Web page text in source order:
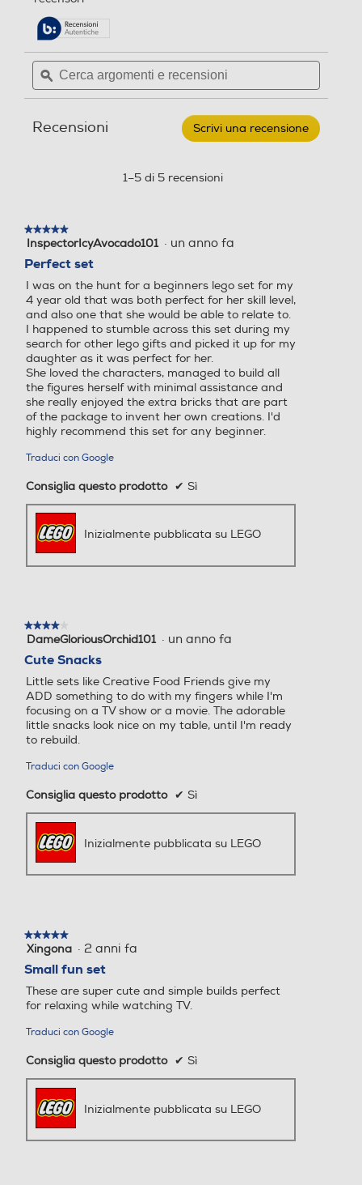
Leggi
recensioni
per
LEGO
-
Alimenti
11039
Cerca
argomenti
e
ϙ
Recensioni Scrivi una recensione
Questa
1–5 di 5 recensioni
★★★★★
★★★★★
5
5
stelle.
InspectorIcyAvocado101 · un anno fa
Perfect set
I was on the hunt for a beginners lego set for my
4 year old that was both perfect for her skill level,
and also one that she would be able to relate to.
I happened to stumble across this set during my
search for other lego gifts and picked it up for my
daughter as it was perfect for her.
She loved the characters, managed to build all
the figures herself with minimal assistance and
she really enjoyed the extra bricks that are part
of the package to invent her own creations. I'd
highly recommend this set for any beginner.
Traduci con Google
Consiglia questo prodotto ✔ Sì
Inizialmente pubblicata su LEGO
★★★★★
★★★★★
4
5
stelle.
DameGloriousOrchid101 · un anno fa
Cute Snacks
Little sets like Creative Food Friends give my
ADD something to do with my fingers while I'm
focusing on a TV show or a movie. The adorable
little snacks look nice on my table, until I'm ready
to rebuild.
Traduci con Google
Consiglia questo prodotto ✔ Sì
Inizialmente pubblicata su LEGO
★★★★★
★★★★★
5
5
stelle.
Xingona · 2 anni fa
Small fun set
These are super cute and simple builds perfect
for relaxing while watching TV.
Traduci con Google
Consiglia questo prodotto ✔ Sì
Inizialmente pubblicata su LEGO